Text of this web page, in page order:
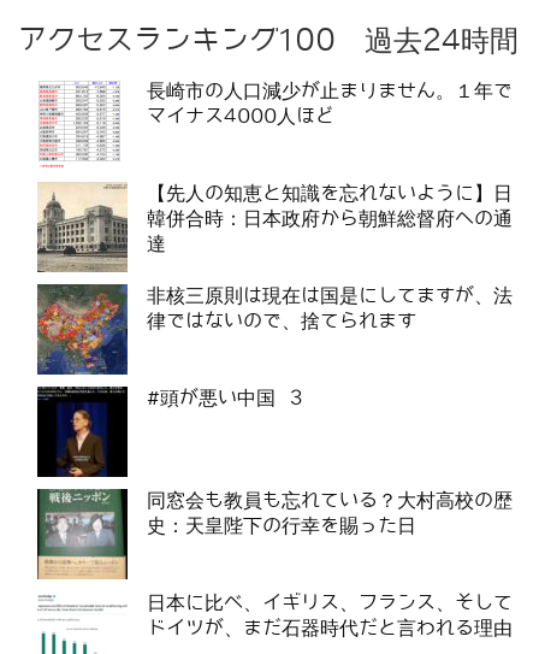
アクセスランキング100 過去24時間
長崎市の人口減少が止まりません。１年で
マイナス4000人ほど
【先人の知恵と知識を忘れないように】日
韓併合時：日本政府から朝鮮総督府への通
達
非核三原則は現在は国是にしてますが、法
律ではないので、捨てられます
#頭が悪い中国 3
同窓会も教員も忘れている？大村高校の歴
史：天皇陛下の行幸を賜った日
日本に比べ、イギリス、フランス、そして
ドイツが、まだ石器時代だと言われる理由